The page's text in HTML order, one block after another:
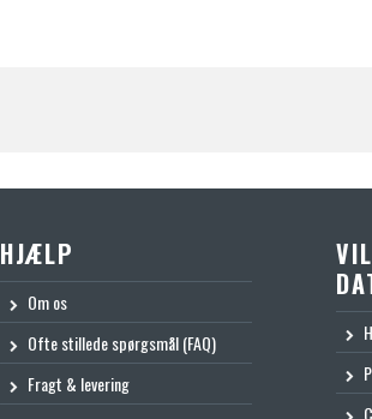
HJÆLP
Om os
Ofte stillede spørgsmål (FAQ)
Fragt & levering